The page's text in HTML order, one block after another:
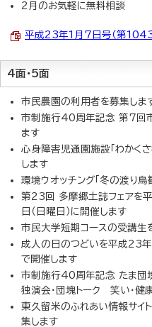
2月のお気軽に無料相談
平成23年1月7日号（第
4面・5面
市民農園の利用者を募集しま
市制施行40周年記念 第7回
ます
心身障害児通園施設「わかく
します
環境ウオッチング「冬の渡り
第23回 多摩郷土誌フェアを
日（日曜日）に開催します
市民大学短期コースの受講生
成人の日のつどいを平成23年
で開催します
市制施行40周年記念 たま団
独演会・団塊トーク 笑い・健
東久留米のふれあい情報サイ
集します